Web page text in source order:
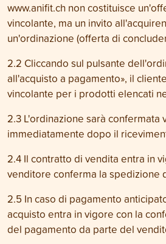
www.anifit.ch non costituisce
vincolante, ma un invito
un'ordinazione (offerta di
2.2 Cliccando sul pulsante
all'acquisto a pagamento», il
vincolante per i prodotti elencati
2.3 L'ordinazione sarà confermata
immediatamente dopo il
2.4 Il contratto di vendita entra in
venditore conferma la spedizione
2.5 In caso di pagamento
acquisto entra in vigore con la
del pagamento da parte del